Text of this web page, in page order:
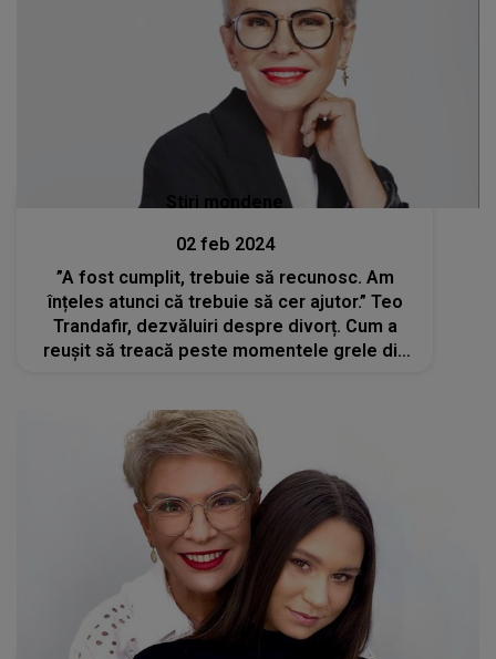
Stiri mondene
02 feb 2024
”A fost cumplit, trebuie să recunosc. Am
înțeles atunci că trebuie să cer ajutor.” Teo
Trandafir, dezvăluiri despre divorț. Cum a
reușit să treacă peste momentele grele din